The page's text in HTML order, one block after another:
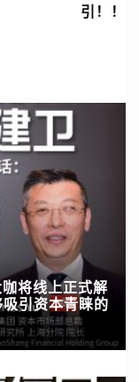
引！！
将线上正式解
引资本青睐的